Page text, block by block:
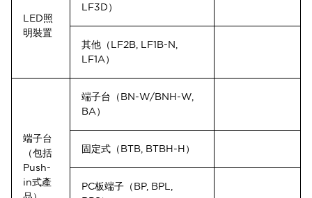
LED照
明裝置
LF3D）
其他（LF2B, LF1B-N,
LF1A）
端子台
（包括
Push-
in式產
端子台（BN-W/BNH-W,
BA）
固定式（BTB, BTBH-H）
PC板端子（BP, BPL,